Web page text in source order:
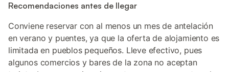
Recomendaciones antes de llegar
Conviene reservar con al menos un mes de antelación
en verano y puentes, ya que la oferta de alojamiento es
limitada en pueblos pequeños. Lleve efectivo, pues
algunos comercios y bares de la zona no aceptan